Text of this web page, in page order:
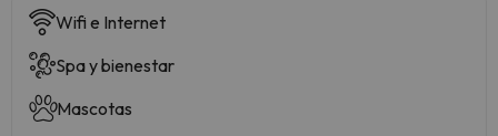
Wifi e Internet
Spa y bienestar
Mascotas